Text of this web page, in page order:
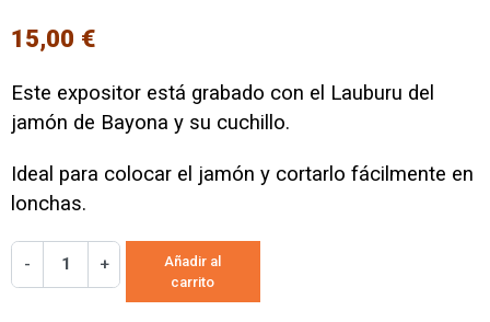
15,00 €
Este expositor está grabado con el Lauburu del
jamón de Bayona y su cuchillo.
Ideal para colocar el jamón y cortarlo fácilmente en
lonchas.
- +
Añadir al
carrito